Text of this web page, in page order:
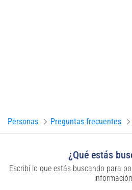
Personas Preguntas frecuentes
¿Qué estás
Escribí lo que estás buscando para